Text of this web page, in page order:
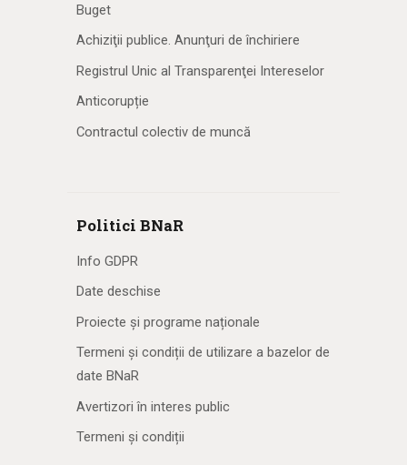
Buget
Achiziţii publice. Anunţuri de închiriere
Registrul Unic al Transparenţei Intereselor
Anticorupție
Contractul colectiv de muncă
Politici BNaR
Info GDPR
Date deschise
Proiecte și programe naționale
Termeni și condiții de utilizare a bazelor de
date BNaR
Avertizori în interes public
Termeni și condiții